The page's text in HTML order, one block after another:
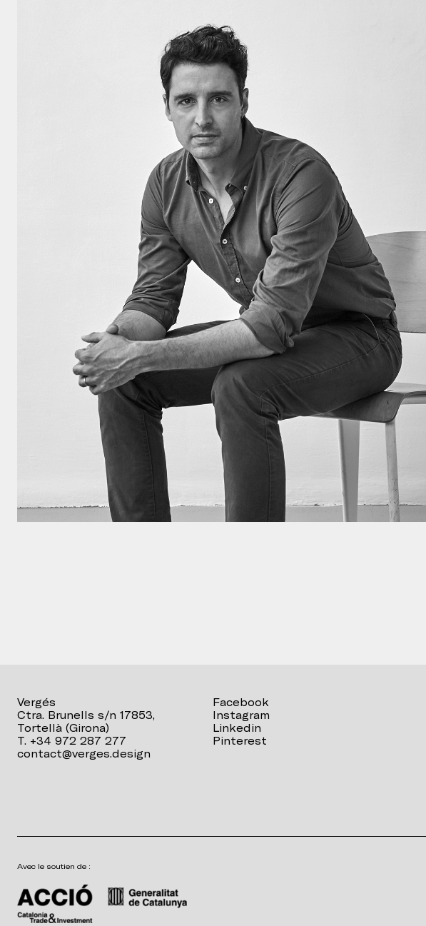
Veuillez remplir le formulaire
Cliquez ici pour accepter
politique de confidentialité
Vergés
Ctra. Brunells s/n 17853,
Tortellà (Girona)
T. +34 972 287 277
contact@verges.design
Facebook
Instagram
Linkedin
Pinterest
Avec le soutien de :